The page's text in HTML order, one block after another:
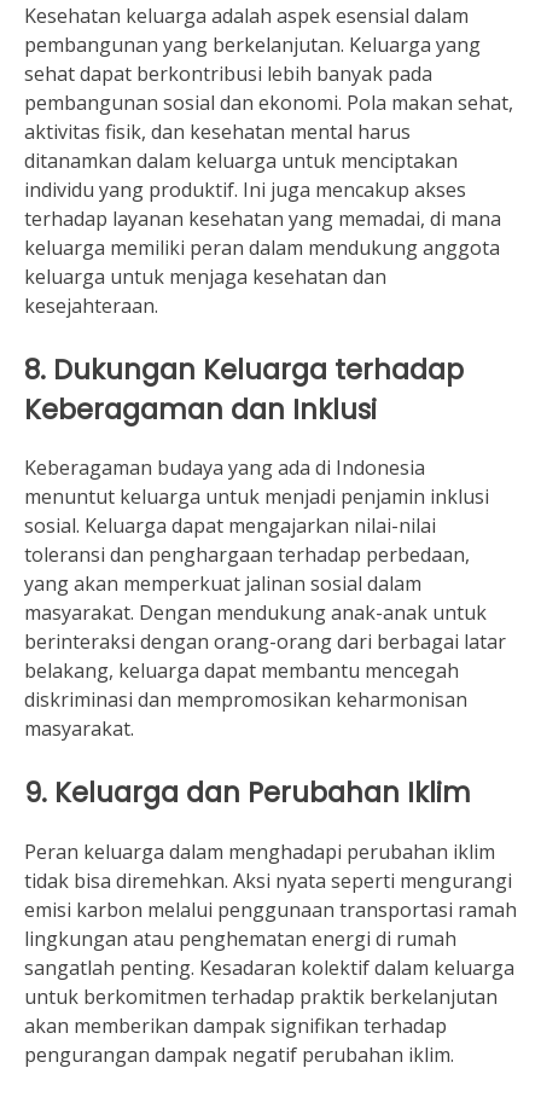
Kesehatan keluarga adalah aspek esensial dalam
pembangunan yang berkelanjutan. Keluarga yang
sehat dapat berkontribusi lebih banyak pada
pembangunan sosial dan ekonomi. Pola makan sehat,
aktivitas fisik, dan kesehatan mental harus
ditanamkan dalam keluarga untuk menciptakan
individu yang produktif. Ini juga mencakup akses
terhadap layanan kesehatan yang memadai, di mana
keluarga memiliki peran dalam mendukung anggota
keluarga untuk menjaga kesehatan dan
kesejahteraan.
8. Dukungan Keluarga terhadap
Keberagaman dan Inklusi
Keberagaman budaya yang ada di Indonesia
menuntut keluarga untuk menjadi penjamin inklusi
sosial. Keluarga dapat mengajarkan nilai-nilai
toleransi dan penghargaan terhadap perbedaan,
yang akan memperkuat jalinan sosial dalam
masyarakat. Dengan mendukung anak-anak untuk
berinteraksi dengan orang-orang dari berbagai latar
belakang, keluarga dapat membantu mencegah
diskriminasi dan mempromosikan keharmonisan
masyarakat.
9. Keluarga dan Perubahan Iklim
Peran keluarga dalam menghadapi perubahan iklim
tidak bisa diremehkan. Aksi nyata seperti mengurangi
emisi karbon melalui penggunaan transportasi ramah
lingkungan atau penghematan energi di rumah
sangatlah penting. Kesadaran kolektif dalam keluarga
untuk berkomitmen terhadap praktik berkelanjutan
akan memberikan dampak signifikan terhadap
pengurangan dampak negatif perubahan iklim.